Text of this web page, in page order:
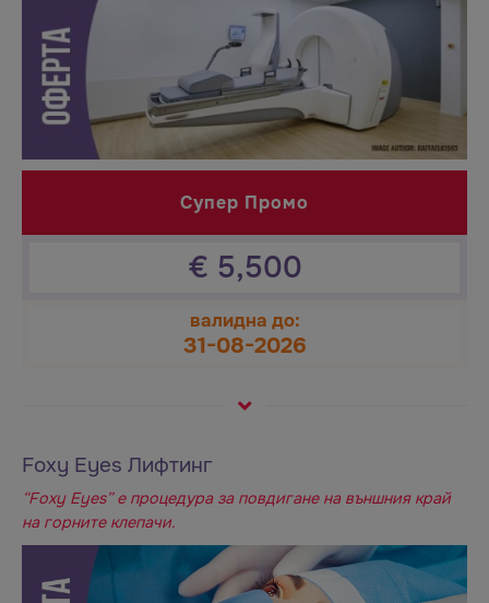
Супер Промо
€ 5,500
валидна до:
31-08-2026
Foxy Eyes Лифтинг
“Foxy Eyes” е процедура за повдигане на външния край
на горните клепачи.